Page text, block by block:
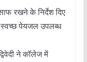
रखने के निर्देश दिए
पेयजल उपलब्ध
ने कॉलेज में